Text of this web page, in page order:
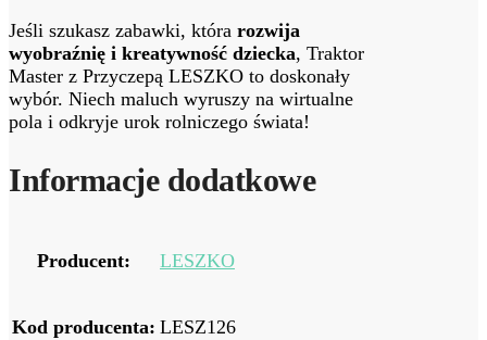
Jeśli szukasz zabawki, która rozwija
wyobraźnię i kreatywność dziecka, Traktor
Master z Przyczepą LESZKO to doskonały
wybór. Niech maluch wyruszy na wirtualne
pola i odkryje urok rolniczego świata!
Informacje dodatkowe
Producent: LESZKO
Kod producenta: LESZ126